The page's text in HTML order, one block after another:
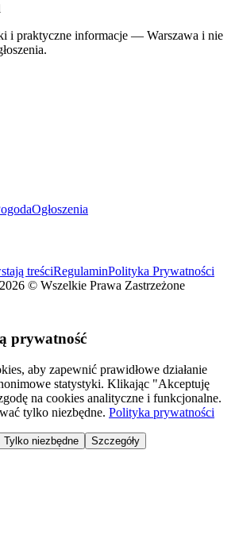
i praktyczne informacje — Warszawa i nie
Ogłoszenia
treściRegulaminPolityka Prywatności
2026 © Wszelkie Prawa Zastrzeżone
prywatność
aby zapewnić prawidłowe działanie
statystyki. Klikając "Akceptuję
na cookies analityczne i funkcjonalne.
tylko niezbędne. Polityka prywatności
Tylko niezbędne Szczegóły